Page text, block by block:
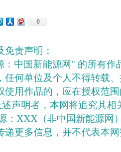
0
责声明：
：中国新能源网" 的所有作
任何单位及个人不得转载
使用作品的，应在授权范
声明者，本网将追究其相
：XXX（非中国新能源网
递更多信息，并不代表本